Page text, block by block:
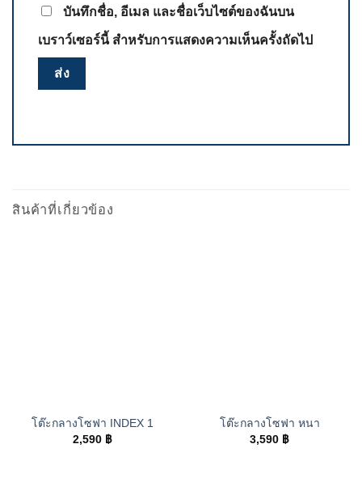
บันทึกชื่อ, อีเมล และชื่อเว็บไซต์ของฉันบน
เบราว์เซอร์นี้ สำหรับการแสดงความเห็นครั้งถัดไป
สินค้าที่เกี่ยวข้อง
โต๊ะกลางโซฟา INDEX 1
2,590 ฿
โต๊ะกลางโซฟา หนา
3,590 ฿